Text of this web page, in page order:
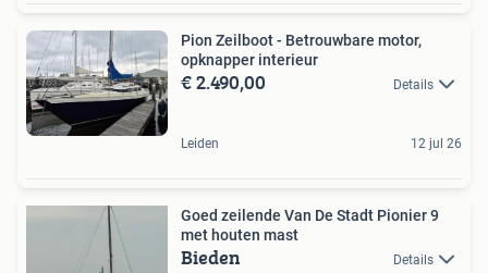
Pion Zeilboot - Betrouwbare motor,
opknapper interieur
€ 2.490,00 Details
Leiden 12 jul 26
Goed zeilende Van De Stadt Pionier 9
met houten mast
Bieden Details